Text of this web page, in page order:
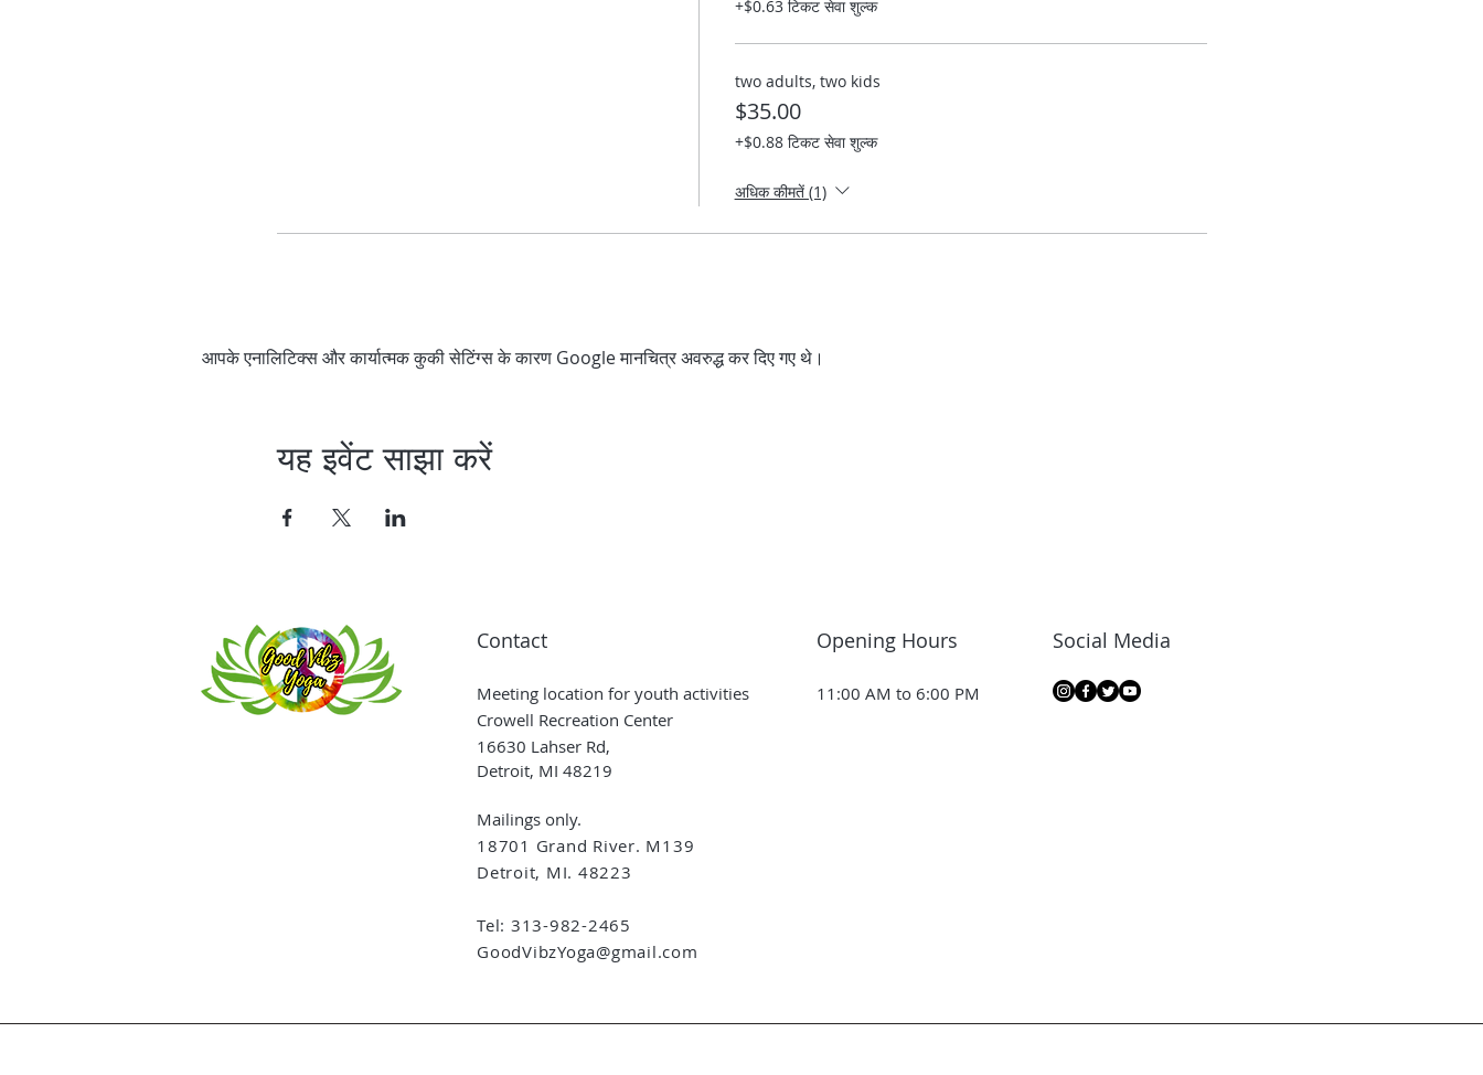
+$0.63 टिकट सेवा शुल्क
two adults, two kids
$35.00
+$0.88 टिकट सेवा शुल्क
अधिक कीमतें (1)
आपके एनालिटिक्स और कार्यात्मक कुकी सेटिंग्स के कारण Google मानचित्र अवरुद्ध कर दिए गए थे।
यह इवेंट साझा करें
Contact
Meeting location for youth activities
Crowell Recreation Center
16630 Lahser Rd,
Detroit, MI 48219
Mailings only.
18701 Grand River. M139
Detroit, MI. 48223
Tel: 313-982-2465
GoodVibzYoga@gmail.com
Opening Hours
11:00 AM to 6:00 PM
Social Media